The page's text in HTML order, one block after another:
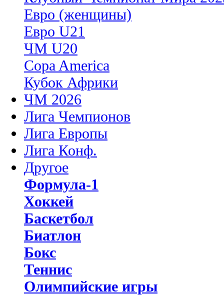
Евро (женщины)
Евро U21
ЧМ U20
Copa America
Кубок Африки
ЧМ 2026
Лига Чемпионов
Лига Европы
Лига Конф.
Другое
Формула-1
Хоккей
Баскетбол
Биатлон
Бокс
Теннис
Олимпийские игры